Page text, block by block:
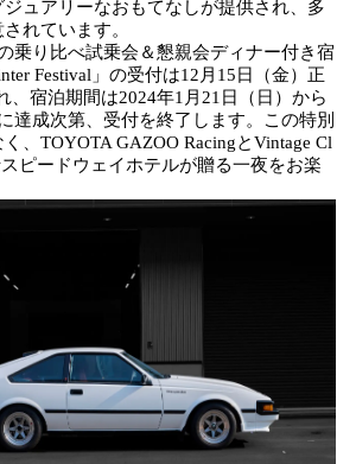
ュアリーなおもてなしが提供され、多
れています。
乗り比べ試乗会＆懇親会ディナー付き宿
Festival」の受付は12月15日（金）正
、宿泊期間は2024年1月21日（日）から
達成次第、受付を終了します。この特別
、TOYOTA GAZOO RacingとVintage Cl
ピードウェイホテルが贈る一夜をお楽